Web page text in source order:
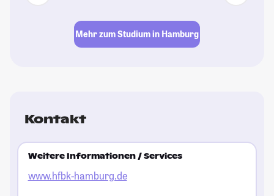
Mehr zum Studium in Hamburg
Kontakt
Weitere Informationen / Services
www.hfbk-hamburg.de